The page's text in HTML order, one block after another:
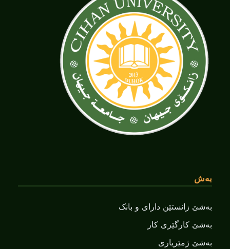
بەش
بەشێ زانستێن دارای و بانک
بەشێ کارگێری کار
بەشێ ژمێریاری